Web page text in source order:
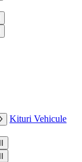
Kituri Vehicule